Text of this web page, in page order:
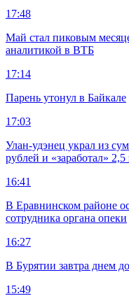
17:48
Май стал пиковым
аналитикой в ВТБ
17:14
Парень утонул в Байкале
17:03
Улан-удэнец украл из
рублей и «заработал»
16:41
В Еравнинском районе
сотрудника органа опеки
16:27
В Бурятии завтра днем
15:49